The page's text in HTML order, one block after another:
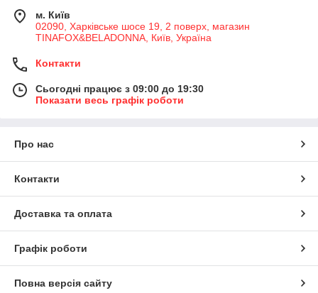
м. Київ
02090, Харківське шосе 19, 2 поверх, магазин
TINAFOX&BELADONNA, Київ, Україна
Контакти
Сьогодні працює з 09:00 до 19:30
Показати весь графік роботи
Про нас
Контакти
Доставка та оплата
Графік роботи
Повна версія сайту